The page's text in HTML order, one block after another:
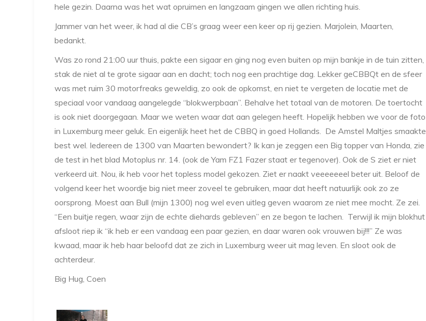
hele gezin. Daarna was het wat opruimen en langzaam gingen we allen richting huis.
Jammer van het weer, ik had al die CB’s graag weer een keer op rij gezien. Marjolein, Maarten,
bedankt.
Was zo rond 21:00 uur thuis, pakte een sigaar en ging nog even buiten op mijn bankje in de tuin zitten,
stak de niet al te grote sigaar aan en dacht; toch nog een prachtige dag. Lekker geCBBQt en de sfeer
was met ruim 30 motorfreaks geweldig, zo ook de opkomst, en niet te vergeten de locatie met de
speciaal voor vandaag aangelegde “blokwerpbaan”. Behalve het totaal van de motoren. De toertocht
is ook niet doorgegaan. Maar we weten waar dat aan gelegen heeft. Hopelijk hebben we voor de foto
in Luxemburg meer geluk. En eigenlijk heet het de CBBQ in goed Hollands. De Amstel Maltjes smaakte
best wel. Iedereen de 1300 van Maarten bewondert? Ik kan je zeggen een Big topper van Honda, zie
de test in het blad Motoplus nr. 14. (ook de Yam FZ1 Fazer staat er tegenover). Ook de S ziet er niet
verkeerd uit. Nou, ik heb voor het topless model gekozen. Ziet er naakt veeeeeeel beter uit. Beloof de
volgend keer het woordje big niet meer zoveel te gebruiken, maar dat heeft natuurlijk ook zo ze
oorsprong. Moest aan Bull (mijn 1300) nog wel even uitleg geven waarom ze niet mee mocht. Ze zei.
“Een buitje regen, waar zijn de echte diehards gebleven” en ze begon te lachen. Terwijl ik mijn blokhut
afsloot riep ik “ik heb er een vandaag een paar gezien, en daar waren ook vrouwen bij!!!” Ze was
kwaad, maar ik heb haar beloofd dat ze zich in Luxemburg weer uit mag leven. En sloot ook de
achterdeur.
Big Hug, Coen